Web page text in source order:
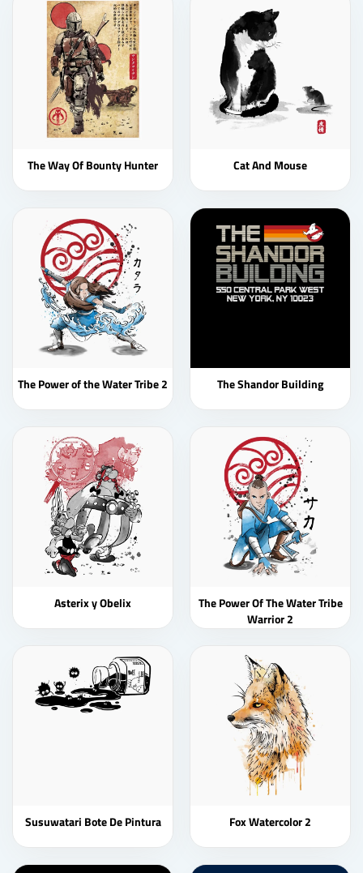
The Way Of Bounty Hunter Cat And Mouse
The Power of the Water Tribe 2 The Shandor Building
Asterix y Obelix
The Power Of The Water Tribe
Warrior 2
Susuwatari Bote De Pintura Fox Watercolor 2